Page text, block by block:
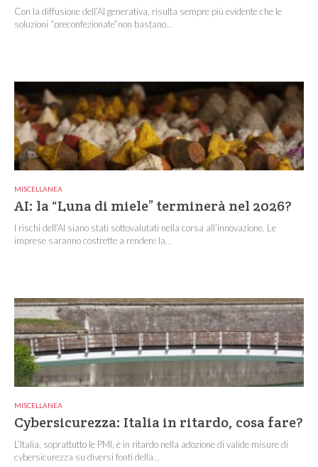
Con la diffusione dell’AI generativa, risulta sempre più evidente che le
soluzioni “preconfezionate”non bastano...
MISCELLANEA
AI: la “Luna di miele” terminerà nel 2026?
I rischi dell’AI siano stati sottovalutati nella corsa all’innovazione. Le
imprese saranno costrette a rendere la...
MISCELLANEA
Cybersicurezza: Italia in ritardo, cosa fare?
L’Italia, soprattutto le PMI, è in ritardo nella adozione di valide misure di
cybersicurezza su diversi fonti della...